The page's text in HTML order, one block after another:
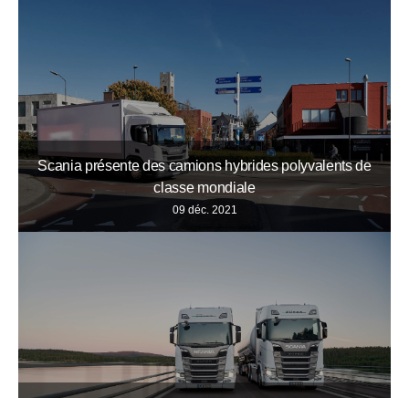
Scania présente des camions hybrides polyvalents de
classe mondiale
09 déc. 2021